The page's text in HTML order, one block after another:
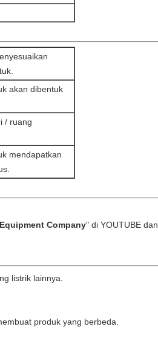
akan dibentuk
/ ruang
mendapatkan
Company" di YOUTUBE dan
listrik lainnya.
produk yang berbeda.